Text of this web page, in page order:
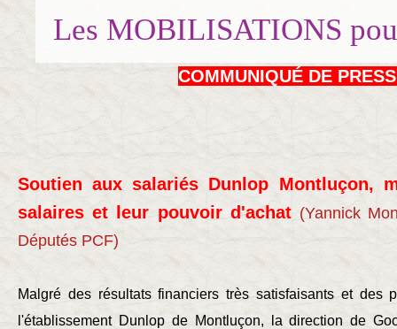
COMMUNIQUÉ DE
Soutien aux salariés Dunlop Montluçon,
salaires et leur pouvoir d'achat (Yannick
Députés PCF)
Malgré des résultats financiers très satisfaisants et des
l'établissement Dunlop de Montluçon, la direction de